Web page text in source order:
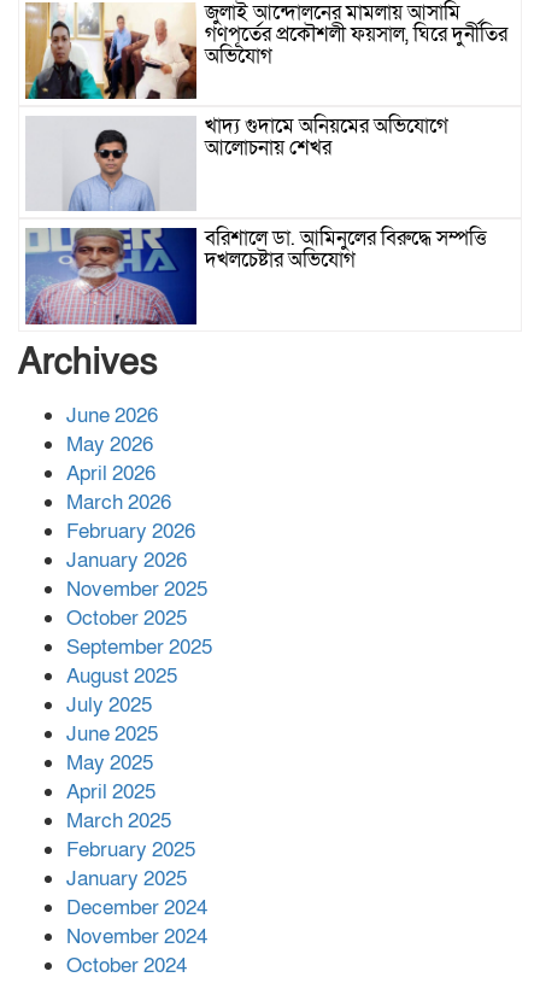
জুলাই আন্দোলনের মামলায় আসামি
গণপূর্তের প্রকৌশলী ফয়সাল, ঘিরে দুর্নীতির
অভিযোগ
খাদ্য গুদামে অনিয়মের অভিযোগে
আলোচনায় শেখর
বরিশালে ডা. আমিনুলের বিরুদ্ধে সম্পত্তি
দখলচেষ্টার অভিযোগ
নলছিটিতে শ্রমিকদলের অবৈধ কমিটি
প্রকাশের অভিযোগ
আহত ৪০
Archives
June 2026
May 2026
April 2026
March 2026
February 2026
January 2026
November 2025
October 2025
September 2025
August 2025
July 2025
June 2025
May 2025
April 2025
March 2025
February 2025
January 2025
December 2024
November 2024
October 2024